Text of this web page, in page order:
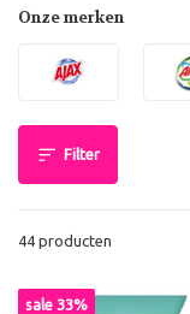
Onze merken
Filter
44 producten
sale 33%